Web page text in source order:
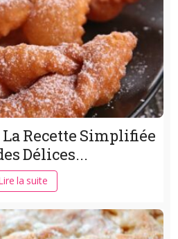
La Recette Simplifiée
Délices...
la suite